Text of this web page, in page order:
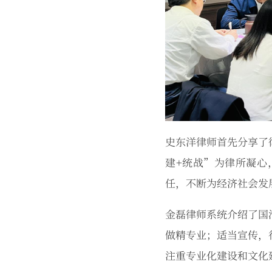
史东洋律师首先分享
建+统战”为律所凝心
任，不断为经济社会
金磊律师系统介绍了
做精专业；适当宣传
注重专业化建设和文